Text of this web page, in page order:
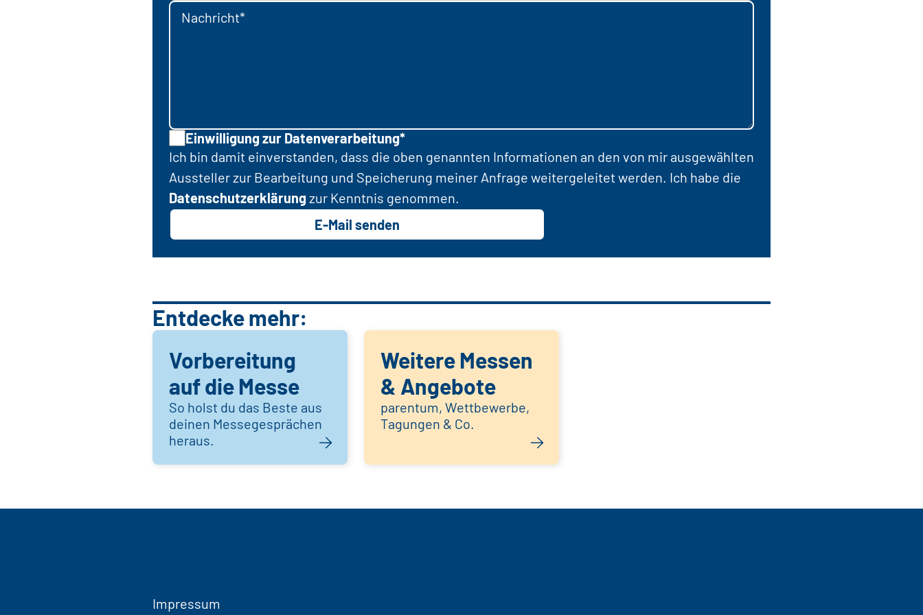
Nachricht*
Einwilligung zur Datenverarbeitung*
Ich bin damit einverstanden, dass die oben genannten Informationen an den von mir ausgewählten
Aussteller zur Bearbeitung und Speicherung meiner Anfrage weitergeleitet werden. Ich habe die
Datenschutzerklärungzur Kenntnis genommen.
E-Mail senden
Entdecke mehr:
Vorbereitung
auf die Messe
So holst du das Beste aus
deinen Messegesprächen
heraus.
Weitere Messen
& Angebote
parentum, Wettbewerbe,
Tagungen & Co.
Impressum